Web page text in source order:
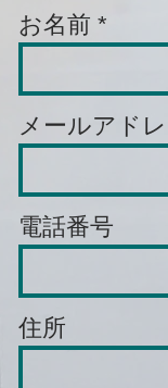
お名前
メールアド
電話番号
住所